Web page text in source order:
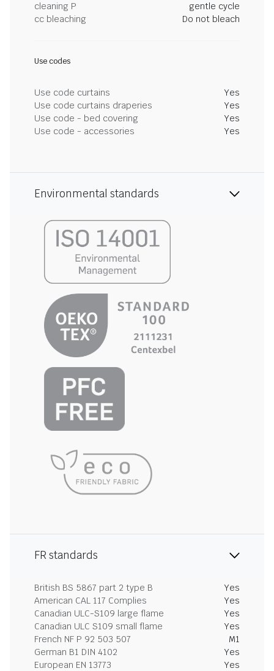
cleaning P
gentle cycle
cc bleaching
Do not bleach
Use codes
Use code curtains
Yes
Use code curtains draperies
Yes
Use code - bed covering
Yes
Use code - accessories
Yes
Environmental standards
FR standards
British BS 5867 part 2 type B
Yes
American CAL 117 Complies
Yes
Canadian ULC-S109 large flame
Yes
Canadian ULC S109 small flame
Yes
French NF P 92 503 507
M1
German B1 DIN 4102
Yes
European EN 13773
Yes